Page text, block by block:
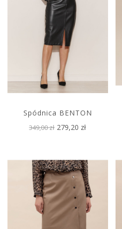
Spódnica BENTON
349,00 zł 279,20 zł